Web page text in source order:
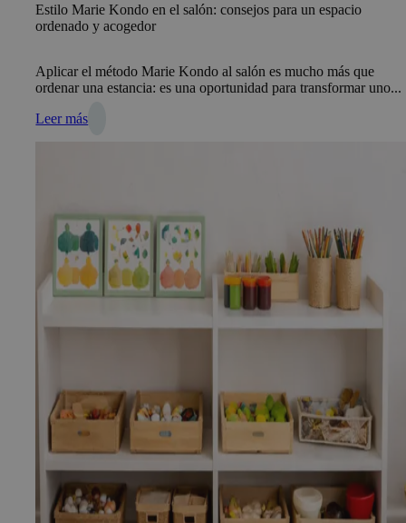
Estilo Marie Kondo en el salón: consejos para un espacio
ordenado y acogedor
Aplicar el método Marie Kondo al salón es mucho más que
ordenar una estancia: es una oportunidad para transformar uno...
Leer más